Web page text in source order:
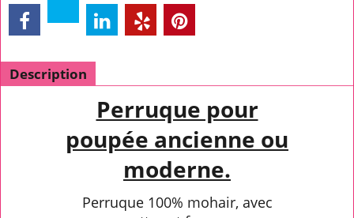
Description
Perruque pour
poupée ancienne ou
moderne.
Perruque 100% mohair, avec